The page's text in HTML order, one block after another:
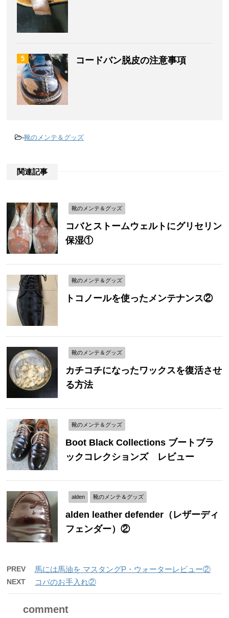
5 コードバン脱皮の注意事項
-靴のメンテ＆グッズ
関連記事
靴のメンテ＆グッズ
コバとストームウェルトにグリセリン
保湿①
靴のメンテ＆グッズ
トコノールを使ったメンテナンス②
靴のメンテ＆グッズ
カチコチになったワックスを復活させ
る方法
靴のメンテ＆グッズ
Boot Black Collections ブートブラ
ックコレクションズ レビュー
alden 靴のメンテ＆グッズ
alden leather defender（レザーディ
フェンダー）②
PREV 馬には馬油を マスタングP・ウォーターレビュー②
NEXT コバのお手入れ②
comment